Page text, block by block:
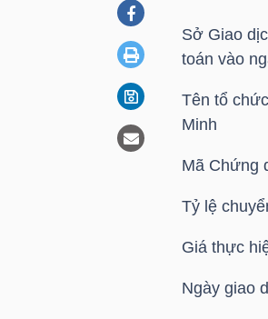
Sở Giao
toán vào
Tên tổ
Minh
Mã
Tỷ lệ
Giá
Ngày